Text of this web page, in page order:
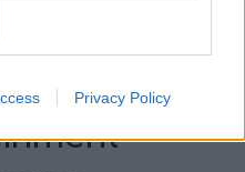
Privacy Policy
Θέματα